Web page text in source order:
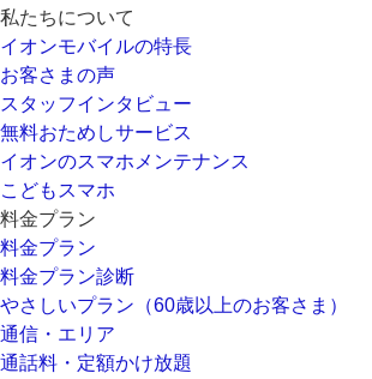
私たちについて
イオンモバイルの特長
お客さまの声
スタッフインタビュー
無料おためしサービス
イオンのスマホメンテナンス
こどもスマホ
料金プラン
料金プラン
料金プラン診断
やさしいプラン（60歳以上のお客さま）
通信・エリア
通話料・定額かけ放題